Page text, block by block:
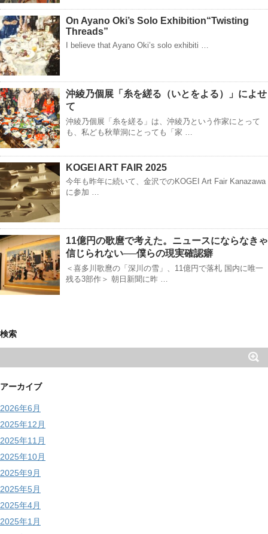
On Ayano Oki’s Solo Exhibition“Twisting
Threads”
I believe that Ayano Oki’s solo exhibiti …
沖綾乃個展「糸を縒る（いとをよる）」によせ
て
沖綾乃個展「糸を縒る」は、沖綾乃という作家にとって
も、私ども秋華洞にとっても「家 …
KOGEI ART FAIR 2025
今年も昨年に続いて、金沢でのKOGEI Art Fair Kanazawa
に参加 …
11億円の歌麿で考えた。ニュースにならなきゃ
信じられない──僕らの現実確認癖
＜喜多川歌麿の「深川の雪」、11億円で落札 国内に唯一
残る3部作＞ 朝日新聞に昨 …
検索
アーカイブ
2026年6月
2025年12月
2025年11月
2025年10月
2025年9月
2025年5月
2025年4月
2025年1月